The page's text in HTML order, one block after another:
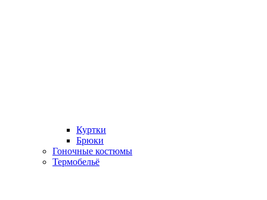
Куртки
Брюки
Гоночные костюмы
Термобельё